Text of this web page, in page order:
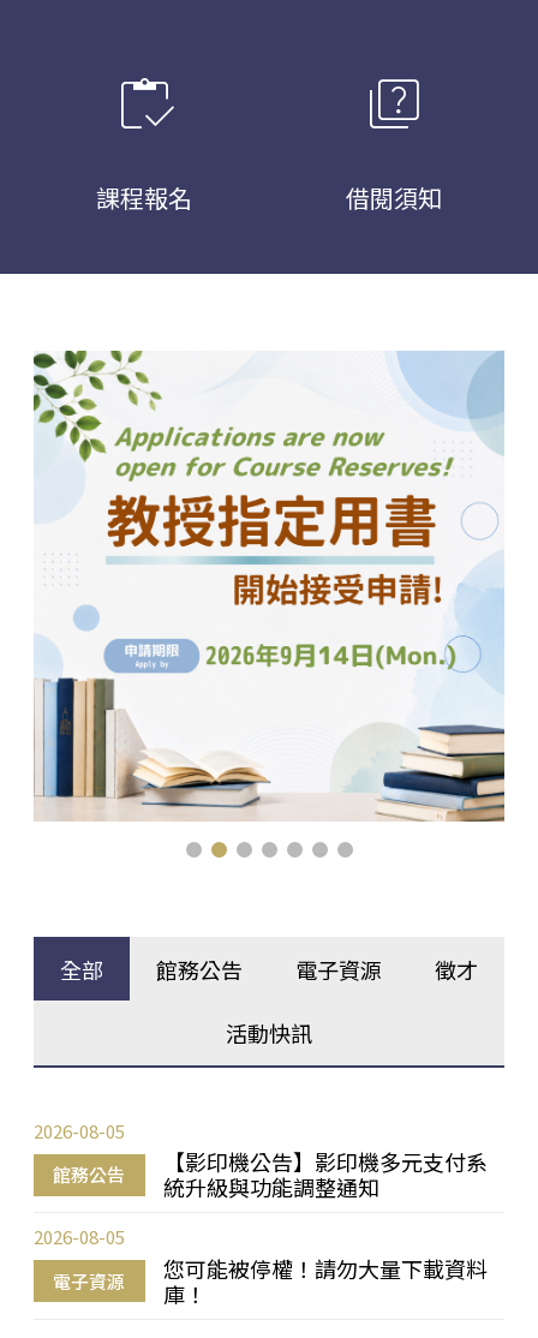
inventory
課程報名
quiz
借閱須知
全部 館務公告 電子資源 徵才
活動快訊
館務公告
【影印機公告】影印機多元支付系
統升級與功能調整通知
2026-08-05
電子資源
您可能被停權！請勿大量下載資料
庫！
2026-08-05